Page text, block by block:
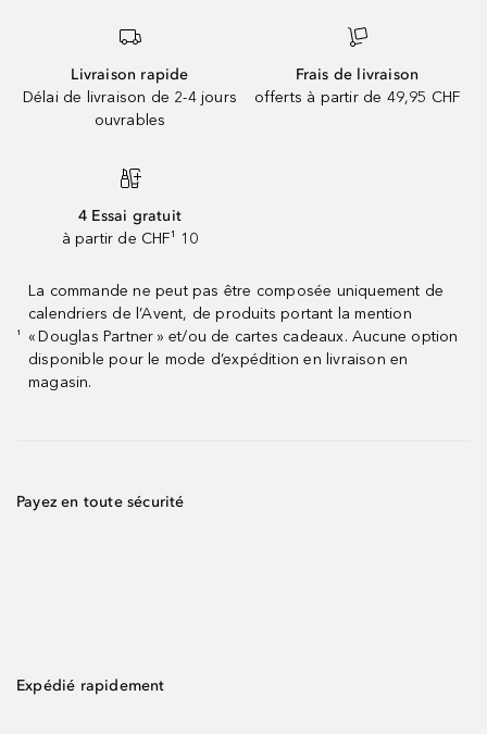
Livraison rapide
Délai de livraison de 2-4 jours
ouvrables
Frais de livraison
offerts à partir de 49,95 CHF
4 Essai gratuit
à partir de CHF¹ 10
¹
La commande ne peut pas être composée uniquement de
calendriers de l’Avent, de produits portant la mention
« Douglas Partner » et/ou de cartes cadeaux. Aucune option
disponible pour le mode d’expédition en livraison en
magasin.
Payez en toute sécurité
Expédié rapidement